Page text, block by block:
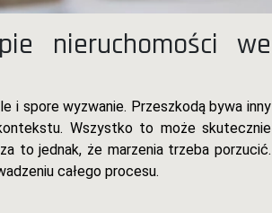
nieruchomości we
i spore wyzwanie. Przeszkodą bywa inny
Wszystko to może skutecznie
to jednak, że marzenia trzeba porzucić.
całego procesu.